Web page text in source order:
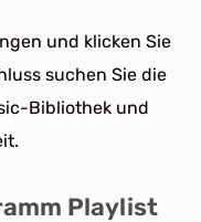
und klicken Sie
suchen Sie die
Bibliothek und
Playlist